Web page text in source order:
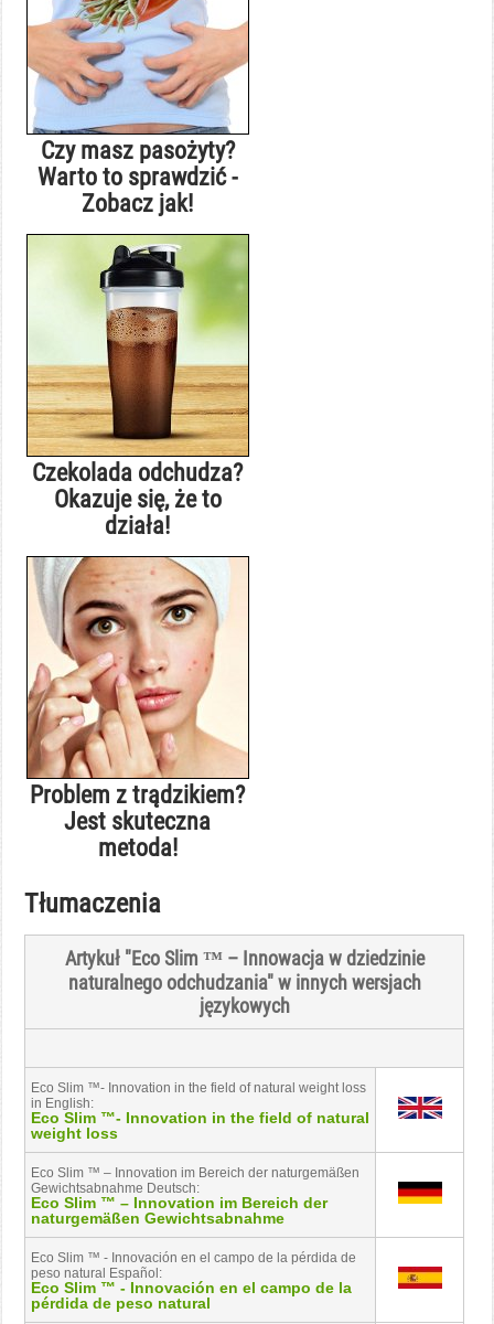
Czy masz pasożyty?
Warto to sprawdzić -
Zobacz jak!
Czekolada odchudza?
Okazuje się, że to
działa!
Problem z trądzikiem?
Jest skuteczna
metoda!
Tłumaczenia
Artykuł "Eco Slim ™ – Innowacja w dziedzinie
naturalnego odchudzania" w innych wersjach
językowych
Eco Slim ™- Innovation in the field of natural weight loss
in English:
Eco Slim ™- Innovation in the field of natural
weight loss
Eco Slim ™ – Innovation im Bereich der naturgemäßen
Gewichtsabnahme Deutsch:
Eco Slim ™ – Innovation im Bereich der
naturgemäßen Gewichtsabnahme
Eco Slim ™ - Innovación en el campo de la pérdida de
peso natural Español:
Eco Slim ™ - Innovación en el campo de la
pérdida de peso natural